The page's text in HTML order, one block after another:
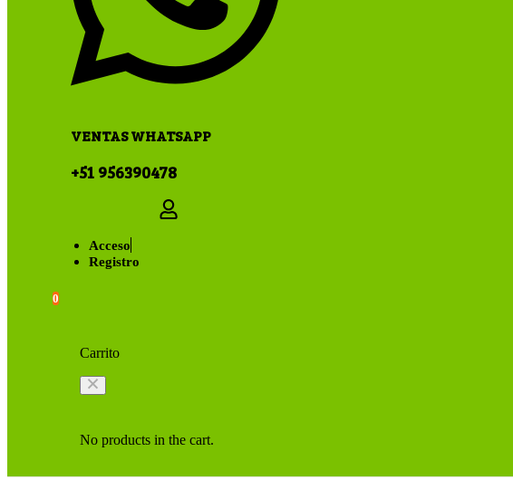
VENTAS WHATSAPP
+51 956390478
Acceso
Registro
0
Carrito
No products in the cart.